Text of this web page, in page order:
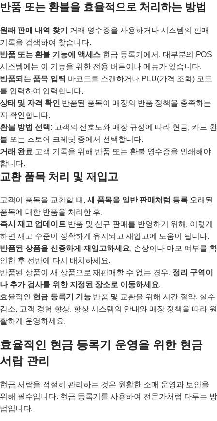
반품 또는 환불을 효율적으로 처리하는 방법
원래 판매 내역 찾기
거래 영수증을 사용하거나 시스템의 판매
기록을 검색하여 찾습니다.
반품 또는 환불 기능에 액세스 현금 등록기에서. 대부분의 POS
시스템에는 이 기능을 위한 전용 버튼이나 메뉴가 있습니다.
반품되는 품목 입력 바코드를 스캔하거나 PLU(가격 조회) 코드
를 입력하여 입력합니다.
상태 및 자격 확인 반품된 품목이 매장의 반품 정책을 충족하는
지 확인합니다.
환불 방법 선택: 고객의 선호도와 매장 규정에 따라 현금, 카드 환
불 또는 스토어 크레딧 중에서 선택합니다.
거래 완료 고객 기록을 위해 반품 또는 환불 영수증을 인쇄해야
합니다.
교환 품목 처리 및 재입고
고객이 품목을 교환할 때, 새 품목을 일반 판매처럼 등록 오래된
품목에 대한 반품을 처리한 후.
즉시 재고 업데이트 반품 및 신규 판매를 반영하기 위해. 이렇게
하면 재고 수준이 정확하게 유지되고 재입고에 도움이 됩니다.
반품된 상품을 신중하게 재입고하세요, 손상이나 마모 여부를 확
인한 후 선반에 다시 배치하세요.
반품된 상품이 새 상품으로 재판매할 수 없는 경우, 정리 구역이
나 추가 검사를 위한 지정된 장소로 이동하세요.
효율적인 현금 등록기 기능 반품 및 교환을 위해 시간 절약, 실수
감소, 고객 경험 향상. 항상 시스템의 안내와 매장 정책을 따라 원
활하게 운영하세요.
효율적인 현금 등록기 운영을 위한 현금
서랍 관리
현금 서랍을 적절히 관리하는 것은 원활한 소매 운영과 보안을
위해 필수입니다. 현금 등록기를 사용하여 전문가처럼 다루는 방
법입니다.